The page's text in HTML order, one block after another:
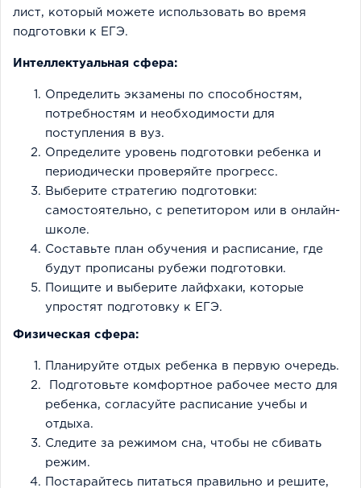
лист, который можете использовать во время
подготовки к ЕГЭ.
Интеллектуальная сфера:
Определить экзамены по способностям,
потребностям и необходимости для
поступления в вуз.
Определите уровень подготовки ребенка и
периодически проверяйте прогресс.
Выберите стратегию подготовки:
самостоятельно, с репетитором или в онлайн-
школе.
Составьте план обучения и расписание, где
будут прописаны рубежи подготовки.
Поищите и выберите лайфхаки, которые
упростят подготовку к ЕГЭ.
Физическая сфера:
Планируйте отдых ребенка в первую очередь.
Подготовьте комфортное рабочее место для
ребенка, согласуйте расписание учебы и
отдыха.
Следите за режимом сна, чтобы не сбивать
режим.
Постарайтесь питаться правильно и решите,